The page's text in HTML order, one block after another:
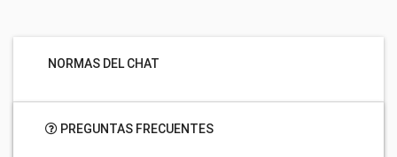
NORMAS DEL CHAT
PREGUNTAS FRECUENTES